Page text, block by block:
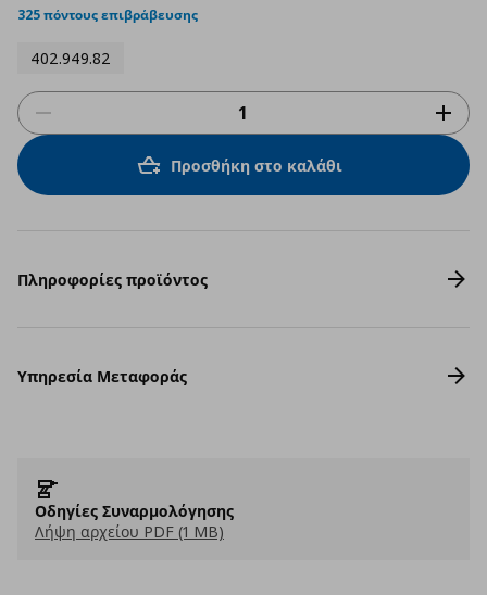
rating
325 πόντους επιβράβευσης
402.949.82
Προσθήκη στο καλάθι
Πληροφορίες προϊόντος
Υπηρεσία Μεταφοράς
Οδηγίες Συναρμολόγησης
Λήψη αρχείου PDF (1 MB)